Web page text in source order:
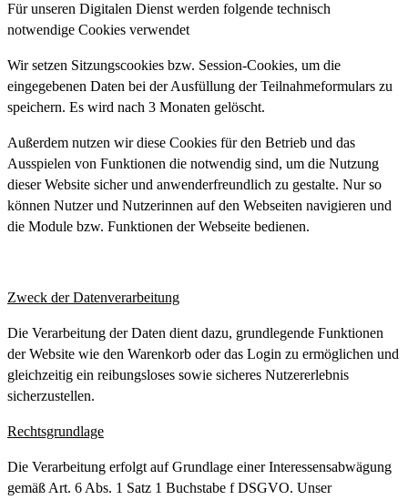
Für unseren Digitalen Dienst werden folgende technisch
notwendige Cookies verwendet
Wir setzen Sitzungscookies bzw. Session-Cookies, um die
eingegebenen Daten bei der Ausfüllung der Teilnahmeformulars zu
speichern. Es wird nach 3 Monaten gelöscht.
Außerdem nutzen wir diese Cookies für den Betrieb und das
Ausspielen von Funktionen die notwendig sind, um die Nutzung
dieser Website sicher und anwenderfreundlich zu gestalte. Nur so
können Nutzer und Nutzerinnen auf den Webseiten navigieren und
die Module bzw. Funktionen der Webseite bedienen.
Zweck der Datenverarbeitung
Die Verarbeitung der Daten dient dazu, grundlegende Funktionen
der Website wie den Warenkorb oder das Login zu ermöglichen und
gleichzeitig ein reibungsloses sowie sicheres Nutzererlebnis
sicherzustellen.
Rechtsgrundlage
Die Verarbeitung erfolgt auf Grundlage einer Interessensabwägung
gemäß Art. 6 Abs. 1 Satz 1 Buchstabe f DSGVO. Unser